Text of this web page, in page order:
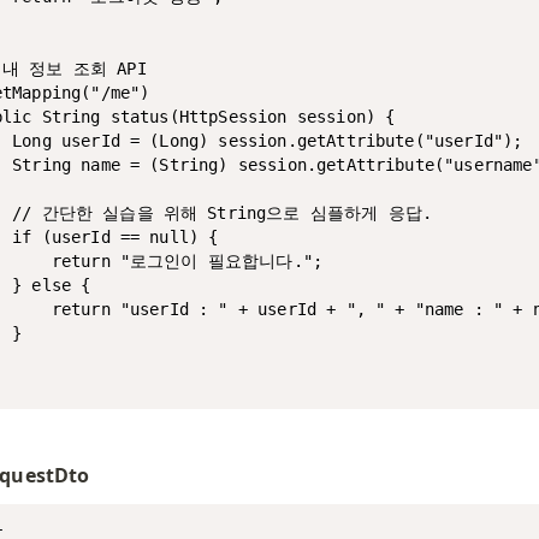
정보 조회 API
me")
String status(HttpSession session) {
Long userId = (Long) session.getAttribute("userId");
String name = (String)
// 간단한 실습을 위해 String으로 심플하게 응답.
if (userId == null) {
return "로그인이 필요합니다.";
} else {
return "userId : " + userId + ", " + "name : " +
}